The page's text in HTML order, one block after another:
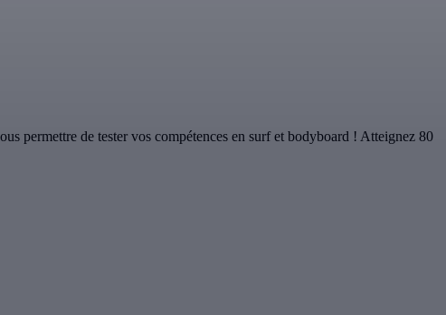
permettre de tester vos compétences en surf et bodyboard ! Atteignez 80